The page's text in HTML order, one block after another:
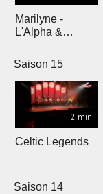
Marilyne -
L'Alpha &
Saison 15
2 min
Celtic Legends
Saison 14